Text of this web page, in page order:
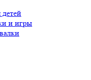
и игры